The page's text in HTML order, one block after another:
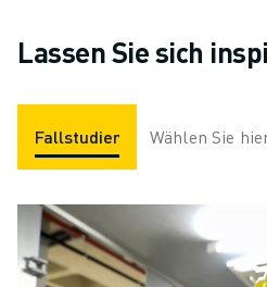
Lassen Sie sich
Fallstudien Anwendungen
Wählen Sie